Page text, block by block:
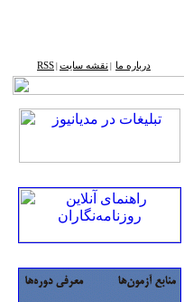
درباره ما نقشه ‌سایت RSS